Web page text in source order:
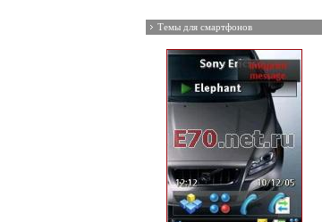
Темы для смартфонов